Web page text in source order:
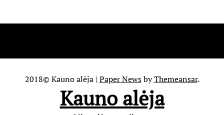
2018© Kauno alėja | Paper NewsbyThemeansar.
Kauno alėja